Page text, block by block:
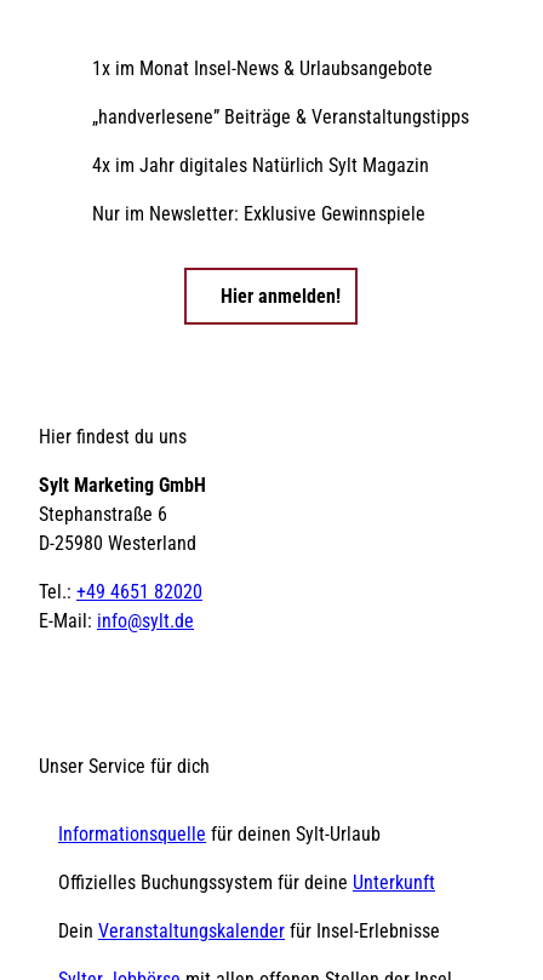
1x im Monat Insel-News & Urlaubsangebote
„handverlesene” Beiträge & Veranstaltungstipps
4x im Jahr digitales Natürlich Sylt Magazin
Nur im Newsletter: Exklusive Gewinnspiele
Hier anmelden!
Hier findest du uns
Sylt Marketing GmbH
Stephanstraße 6
D-25980 Westerland
Tel.: +49 4651 82020
E-Mail: info@sylt.de
Unser Service für dich
Informationsquelle für deinen Sylt-Urlaub
Offizielles Buchungssystem für deine Unterkunft
Dein Veranstaltungskalender für Insel-Erlebnisse